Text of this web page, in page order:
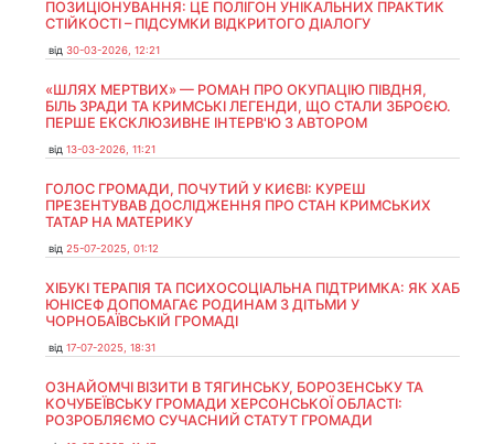
ПОЗИЦІОНУВАННЯ: ЦЕ ПОЛІГОН УНІКАЛЬНИХ ПРАКТИК
СТІЙКОСТІ – ПІДСУМКИ ВІДКРИТОГО ДІАЛОГУ
від 30-03-2026, 12:21
«ШЛЯХ МЕРТВИХ» — РОМАН ПРО ОКУПАЦІЮ ПІВДНЯ,
БІЛЬ ЗРАДИ ТА КРИМСЬКІ ЛЕГЕНДИ, ЩО СТАЛИ ЗБРОЄЮ.
ПЕРШЕ ЕКСКЛЮЗИВНЕ ІНТЕРВ'Ю З АВТОРОМ
від 13-03-2026, 11:21
ГОЛОС ГРОМАДИ, ПОЧУТИЙ У КИЄВІ: КУРЕШ
ПРЕЗЕНТУВАВ ДОСЛІДЖЕННЯ ПРО СТАН КРИМСЬКИХ
ТАТАР НА МАТЕРИКУ
від 25-07-2025, 01:12
ХІБУКІ ТЕРАПІЯ ТА ПСИХОСОЦІАЛЬНА ПІДТРИМКА: ЯК ХАБ
ЮНІСЕФ ДОПОМАГАЄ РОДИНАМ З ДІТЬМИ У
ЧОРНОБАЇВСЬКІЙ ГРОМАДІ
від 17-07-2025, 18:31
ОЗНАЙОМЧІ ВІЗИТИ В ТЯГИНСЬКУ, БОРОЗЕНСЬКУ ТА
КОЧУБЕЇВСЬКУ ГРОМАДИ ХЕРСОНСЬКОЇ ОБЛАСТІ:
РОЗРОБЛЯЄМО СУЧАСНИЙ СТАТУТ ГРОМАДИ